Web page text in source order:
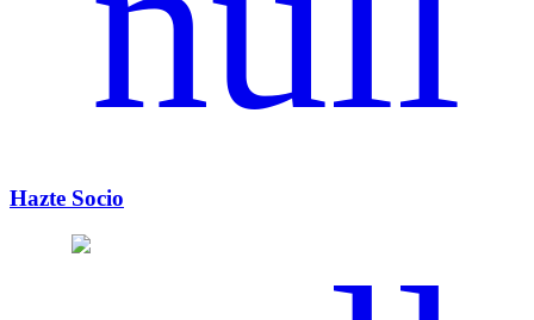
Hazte Socio